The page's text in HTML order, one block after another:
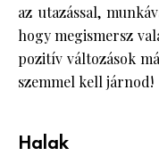
az utazással,
hogy megismersz
pozitív változások
szemmel kell járnod!
Halak